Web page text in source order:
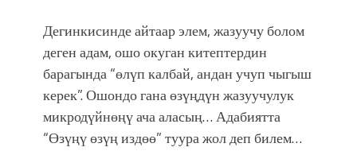
Дегинкисинде айтаар элем, жазуучу болом
деген адам, ошо окуган китептердин
барагында “өлүп калбай, андан учуп чыгыш
керек”. Ошондо гана өзүңдүн жазуучулук
микродүйнөңү ача аласың… Адабиятта
“Өзүңү өзүң издөө” туура жол деп билем…